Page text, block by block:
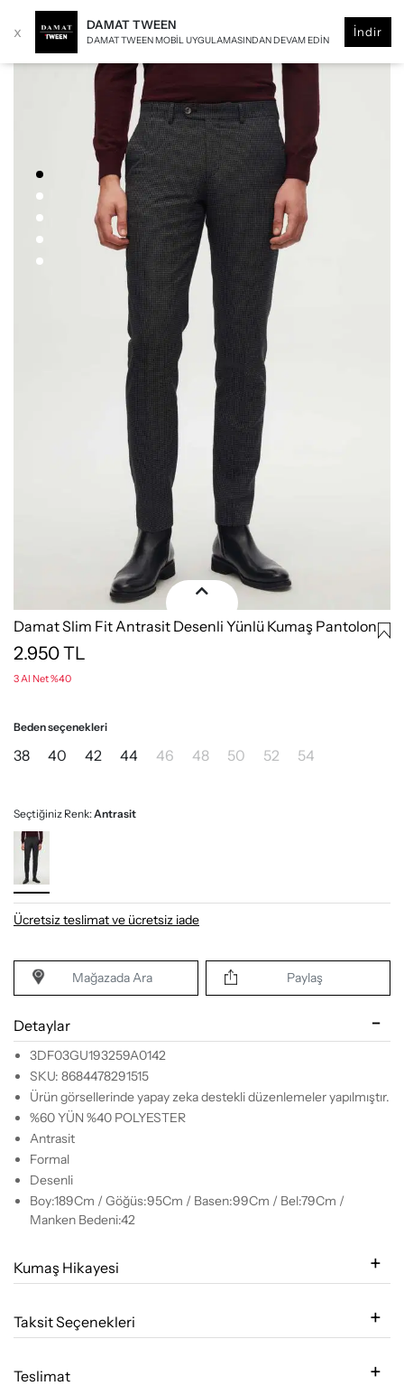
x DAMAT TWEEN
DAMAT TWEEN MOBIL UYGULAMASINDAN DEVAM EDIN
İndir
Damat Slim Fit Antrasit Desenli Yünlü Kumaş Pantolon
2.950TL
3 Al Net %40
Beden seçenekleri
38 40 42 44 46 48 50 52 54
Seçtiğiniz Renk:Antrasit
Ücretsiz teslimat ve ücretsiz iade
Mağazada Ara Paylaş
Detaylar
3DF03GU193259A0142
SKU: 8684478291515
Ürün görsellerinde yapay zeka destekli düzenlemeler yapılmıştır.
%60 YÜN %40 POLYESTER
Antrasit
Formal
Desenli
Boy:189Cm / Göğüs:95Cm / Basen:99Cm / Bel:79Cm /
Manken Bedeni:42
Kumaş Hikayesi
Taksit Seçenekleri
Teslimat